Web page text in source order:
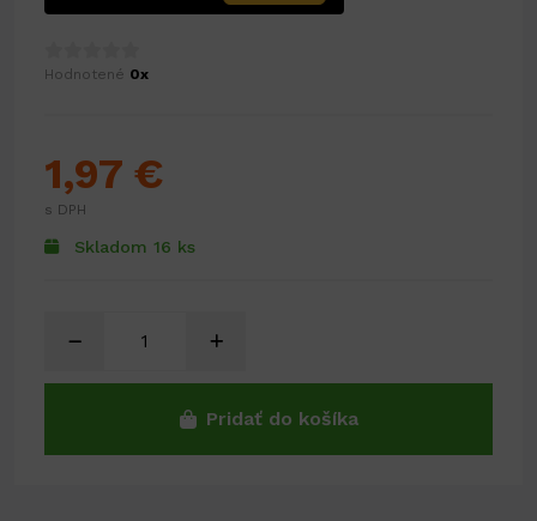
Hodnotené 0x
Skladom 16 ks
1,97 €
s DPH
Pridať do košíka